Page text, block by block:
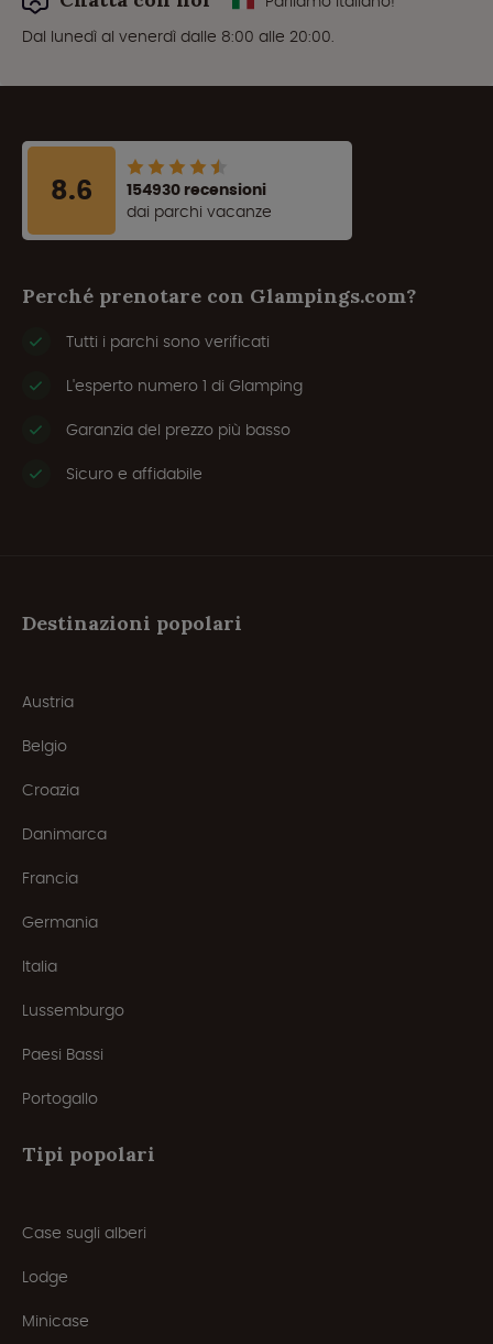
Dal lunedì al venerdì dalle 8:00 alle 20:00.
8.6
154930 recensioni
dai parchi vacanze
Perché prenotare con Glampings.com?
Tutti i parchi sono verificati
L'esperto numero 1 di Glamping
Garanzia del prezzo più basso
Sicuro e affidabile
Destinazioni popolari
Austria
Belgio
Croazia
Danimarca
Francia
Germania
Italia
Lussemburgo
Paesi Bassi
Portogallo
Tipi popolari
Case sugli alberi
Lodge
Minicase